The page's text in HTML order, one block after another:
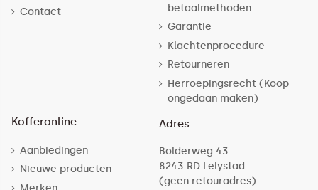
Contact
betaalmethoden
Garantie
Klachtenprocedure
Retourneren
Herroepingsrecht (Koop
ongedaan maken)
Kofferonline
Aanbiedingen
Nieuwe producten
Adres
Bolderweg 43
8243 RD Lelystad
(geen retouradres)